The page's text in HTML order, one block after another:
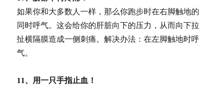
如果你和大多数人一样，那么你跑步时在右脚触地的
同时呼气。这会给你的肝脏向下的压力，从而向下拉
扯横隔膜造成一侧刺痛。解决办法：在左脚触地时呼
气。
11、用一只手指止血！